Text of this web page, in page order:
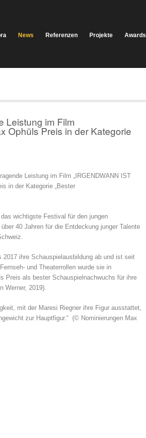
News Referenzen Projekte Awards
Leistung im Film
Ophüls Preis in der Kategorie
Leistung im Film „IRGENDWANN IST
in der Kategorie „Bester
wichtigste Festival für den jungen
40 Jahren für die Entdeckung junger Talente
2017 ihre Schauspielausbildung ab und ist seit
und Theaterrollen wurde sie in
Preis als bester Schauspielnachwuchs für ihre
Werner, 2019).
mit der Maresi Riegner ihre Figur ausstattet,
zur Hauptfigur.“ (© Nominierungen Max